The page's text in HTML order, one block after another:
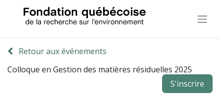
Retour aux événements
Colloque en Gestion des matières résiduelles 2025
S'inscrire